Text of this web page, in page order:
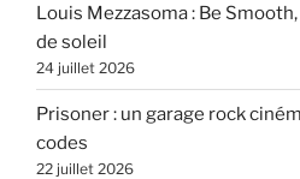
Louis Mezzasoma : Be
de soleil
24 juillet 2026
Prisoner : un garage rock
codes
22 juillet 2026